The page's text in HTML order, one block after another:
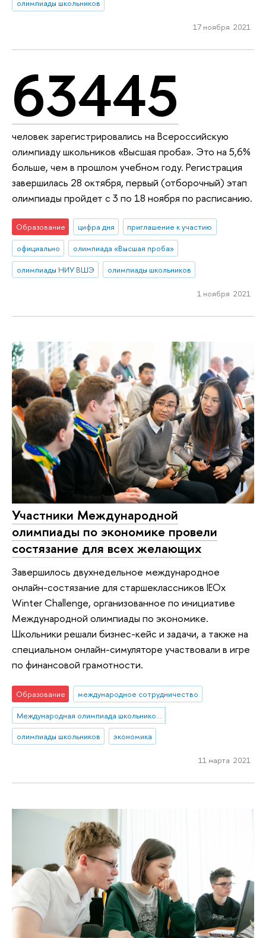
олимпиады школьников
17 ноября 2021
63445
человек зарегистрировались на Всероссийскую
олимпиаду школьников «Высшая проба». Это на 5,6%
больше, чем в прошлом учебном году. Регистрация
завершилась 28 октября, первый (отборочный) этап
олимпиады пройдет с 3 по 18 ноября по расписанию.
Образование цифра дня
приглашение к участию
официально
олимпиада «Высшая проба»
олимпиады НИУ ВШЭ
олимпиады школьников
1 ноября 2021
Участники Международной
олимпиады по экономике провели
состязание для всех желающих
Завершилось двухнедельное международное
онлайн-состязание для старшеклассников IEOx
Winter Challenge, организованное по инициативе
Международной олимпиады по экономике.
Школьники решали бизнес-кейс и задачи, а также на
специальном онлайн-симуляторе участвовали в игре
по финансовой грамотности.
Образование
международное сотрудничество
Международная олимпиада школьников по экономике
олимпиады школьников
экономика
11 марта 2021